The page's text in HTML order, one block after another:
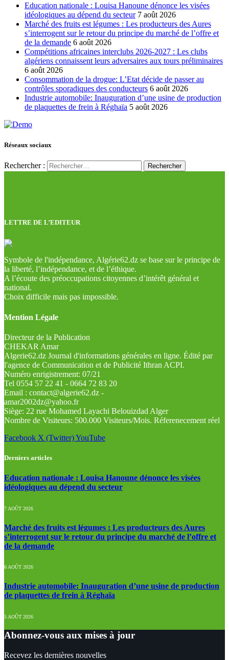
Education nationale : Louisa Hanoune dénonce les visées
idéologiques au dépend du secteur 7 août 2026
Marché des fruits est légumes : Les producteurs des Aures
s’interrogent sur le retour du principe du marché de l’offre et
de la demande 6 août 2026
Compétitions africaines interclubs 2026-2027 : Les clubs
algériens connaissent leurs adversaires aux tours préliminaires
6 août 2026
Consommation de la drogue: L’Etat décide de passer au
contrôles sporadiques des conducteurs 6 août 2026
Industrie automobile: Inauguration d’une usine de production
de plaquettes de frein à Réghaïa 5 août 2026
Réseaux sociaux
Rechercher :
LETTRE DE L’EDITEUR
Symbole de l'indépendance, Algérie62.dz se base sur le principe de
la liberté, l’indépendance, et de l’éthique.
A l’écoute des préoccupations citoyennes d’intérêt général et
national.
Choix difficile mais pas impossible.
Mention Légale
Directeur de la Publication
CHEKAR Amar
Algerie62.dz Journal d'informations générales en ligne. Édité par
l'agence de Communication et de Publicité Ithran ACPI.
Numéro enrigistrement: 07/21
Tel 0554 57 22 41 - 0664 72 83 20
Email : contact@algerie62.dz -
amar2002dz@yahoo.fr
Siège: 22 rue Mohamed Layachi Belouizdad Alger
Nombre de Visiteurs: 500.000 Visiteurs/Mois. Réferenecement réel
Facebook X (Twitter)YouTube
Derniers articles
Education nationale : Louisa Hanoune dénonce les visées
idéologiques au dépend du secteur
7 AOÛT 2026
Marché des fruits est légumes : Les producteurs des Aures
s’interrogent sur le retour du principe du marché de l’offre et
de la demande
6 AOÛT 2026
Industrie automobile: Inauguration d’une usine de production
de plaquettes de frein à Réghaïa
5 AOÛT 2026
Abonnez-vous aux mises à jour
Recevez les dernières nouvelles